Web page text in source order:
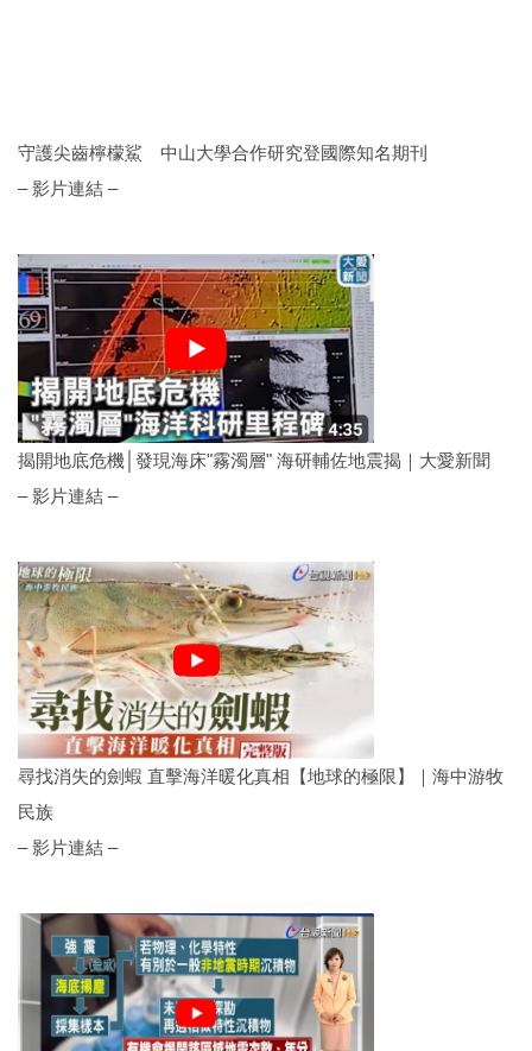
守護尖齒檸檬鯊 中山大學合作研究登國際知名期刊
– 影片連結 –
揭開地底危機│發現海床"霧濁層" 海研輔佐地震揭｜大愛新聞
– 影片連結 –
尋找消失的劍蝦 直擊海洋暖化真相【地球的極限】｜海中游牧
民族
– 影片連結 –